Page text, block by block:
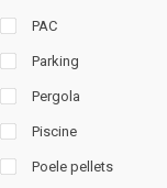
PAC
Parking
Pergola
Piscine
Poele pellets